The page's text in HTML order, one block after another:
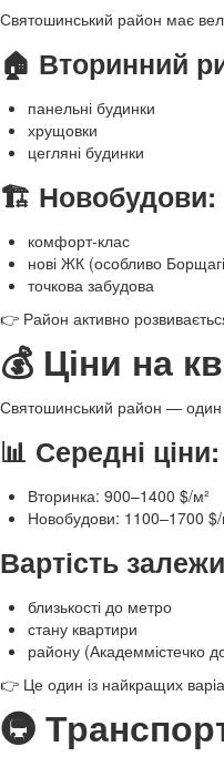
Святошинський район має
🏠 Вторинний
панельні будинки
хрущовки
цегляні будинки
🏗️ Новобудови:
комфорт-клас
нові ЖК (особливо
точкова забудова
👉 Район активно
💰 Ціни на
Святошинський район — один
📊 Середні ціни:
Вторинка: 900–1400 $/м²
Новобудови: 1100–1700 $/
Вартість
близькості до метро
стану квартири
району (Академмістечко
👉 Це один із найкращих
🚇